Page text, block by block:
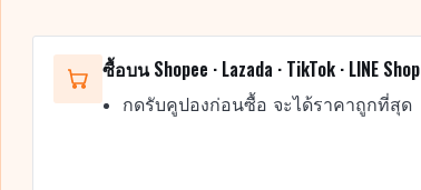
ซื้อบน Shopee · Lazada · TikTok · LINE Shop
กดรับคูปองก่อนซื้อ จะได้ราคาถูกที่สุด